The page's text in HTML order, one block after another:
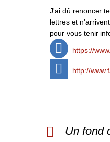
J'ai dû renoncer
lettres et
pour vous tenir
https://
http://
Un fond